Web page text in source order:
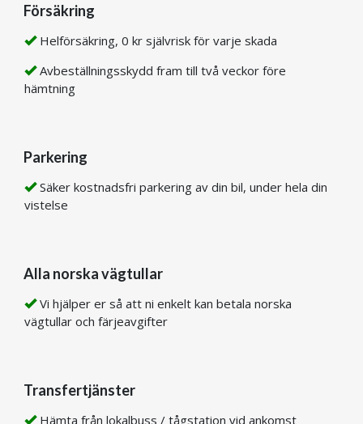
Försäkring
Helförsäkring, 0 kr självrisk för varje skada
Avbeställningsskydd fram till två veckor före
hämtning
Parkering
Säker kostnadsfri parkering av din bil, under hela din
vistelse
Alla norska vägtullar
Vi hjälper er så att ni enkelt kan betala norska
vägtullar och färjeavgifter
Transfertjänster
Hämta från lokalbuss / tågstation vid ankomst